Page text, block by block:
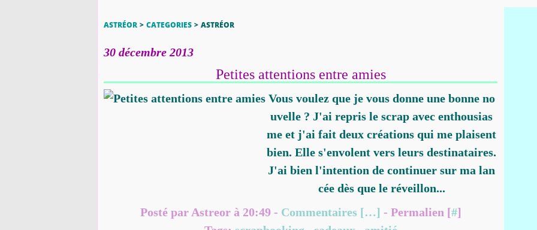
ASTRÉOR > CATEGORIES > ASTRÉOR
30 décembre 2013
Petites attentions entre amies
Vous voulez que je vous donne une bonne no
uvelle ? J'ai repris le scrap avec enthousias
me et j'ai fait deux créations qui me plaisent
bien. Elle s'envolent vers leurs destinataires.
J'ai bien l'intention de continuer sur ma lan
cée dès que le réveillon...
Posté par Astreor à 20:49 - Commentaires […] - Permalien [#]